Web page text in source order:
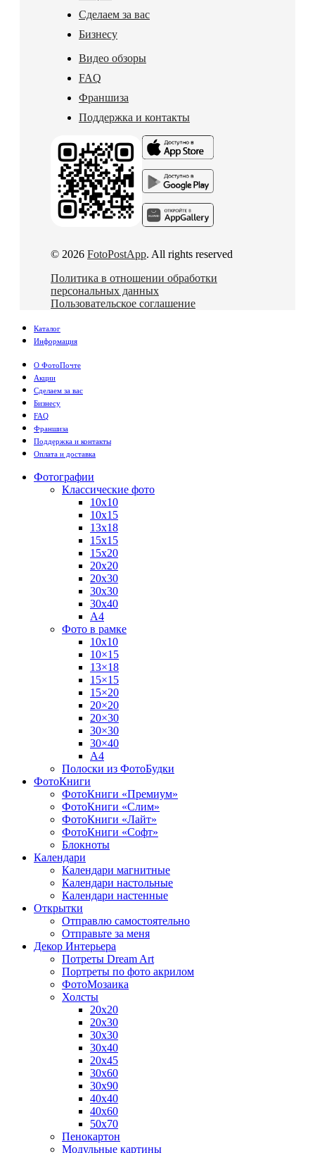
Сделаем за вас
Бизнесу
Видео обзоры
FAQ
Франшиза
Поддержка и контакты
© 2026 FotoPostApp. All rights reserved
Политика в отношении обработки
персональных данных
Пользовательское соглашение
Каталог
Информация
О ФотоПочте
Акции
Сделаем за вас
Бизнесу
FAQ
Франшиза
Поддержка и контакты
Оплата и доставка
Фотографии
Классические фото
10х10
10х15
13х18
15х15
15х20
20х20
20х30
30х30
30х40
А4
Фото в рамке
10х10
10×15
13×18
15×15
15×20
20×20
20×30
30×30
30×40
A4
Полоски из ФотоБудки
ФотоКниги
ФотоКниги «Премиум»
ФотоКниги «Слим»
ФотоКниги «Лайт»
ФотоКниги «Софт»
Блокноты
Календари
Календари магнитные
Календари настольные
Календари настенные
Открытки
Отправлю самостоятельно
Отправьте за меня
Декор Интерьера
Потреты Dream Art
Портреты по фото акрилом
ФотоМозаика
Холсты
20х20
20х30
30х30
30х40
20х45
30х60
30х90
40х40
40х60
50х70
Пенокартон
Модульные картины